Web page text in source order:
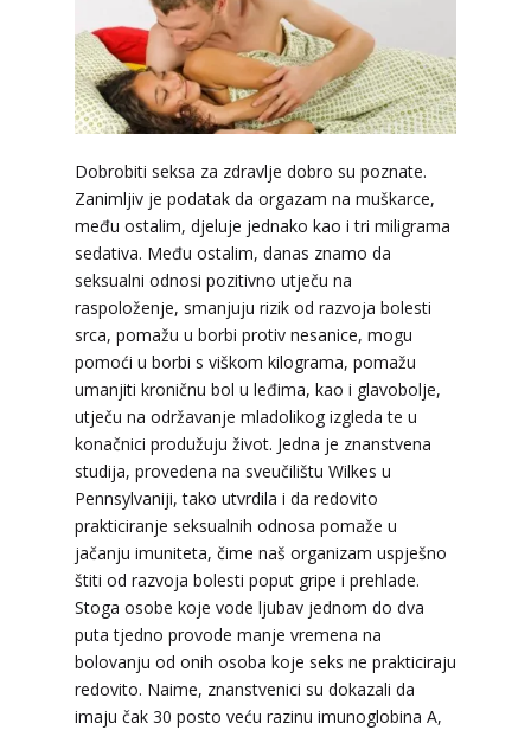
Dobrobiti seksa za zdravlje dobro su poznate.
Zanimljiv je podatak da orgazam na muškarce,
među ostalim, djeluje jednako kao i tri miligrama
sedativa. Među ostalim, danas znamo da
seksualni odnosi pozitivno utječu na
raspoloženje, smanjuju rizik od razvoja bolesti
srca, pomažu u borbi protiv nesanice, mogu
pomoći u borbi s viškom kilograma, pomažu
umanjiti kroničnu bol u leđima, kao i glavobolje,
utječu na održavanje mladolikog izgleda te u
konačnici produžuju život. Jedna je znanstvena
studija, provedena na sveučilištu Wilkes u
Pennsylvaniji, tako utvrdila i da redovito
prakticiranje seksualnih odnosa pomaže u
jačanju imuniteta, čime naš organizam uspješno
štiti od razvoja bolesti poput gripe i prehlade.
Stoga osobe koje vode ljubav jednom do dva
puta tjedno provode manje vremena na
bolovanju od onih osoba koje seks ne prakticiraju
redovito. Naime, znanstvenici su dokazali da
imaju čak 30 posto veću razinu imunoglobina A,
VESNA BURCSA
/ Kod 55
Tarot savjetnik je slobodan
TEHNIKE:tarot, psihološki razgovori
Broj tel: 064/600-600
tel:0,93€ - mob:1,12€ min
KRISTINA / Kod 160
Tarot savjetnik je zauzet
TEHNIKE:asrologija; numerologija, tarot